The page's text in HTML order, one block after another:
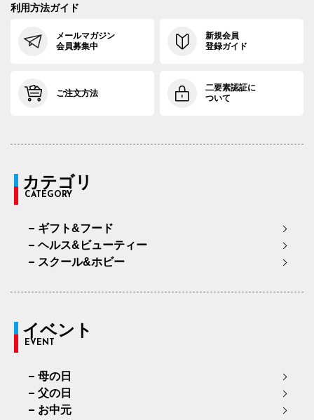
利用方法ガイド
メールマガジン
会員募集中
新規会員
登録ガイド
ご注文方法
二要素認証に
ついて
カテゴリ
CATEGORY
ギフト&フード
ヘルス&ビューティー
スクール&ホビー
イベント
EVENT
母の日
父の日
お中元